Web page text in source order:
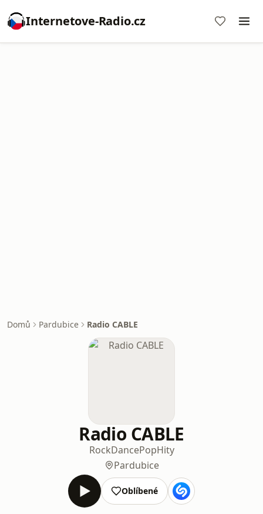
Internetove-Radio.cz
Domů Pardubice Radio CABLE
Radio CABLE
RockDancePopHity
Pardubice
Oblíbené